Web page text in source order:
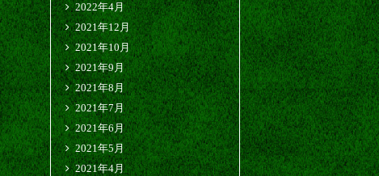
2022年4月
2021年12月
2021年10月
2021年9月
2021年8月
2021年7月
2021年6月
2021年5月
2021年4月